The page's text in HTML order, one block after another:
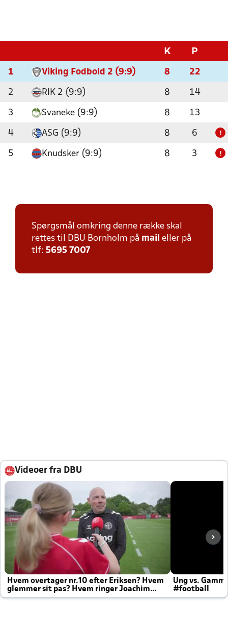
K P
1 Viking Fodbold 2 (9:9) 8 22
2 RIK 2 (9:9) 8 14
3 Svaneke (9:9) 8 13
4 ASG (9:9) 8 6 !
5 Knudsker (9:9) 8 3 !
Spørgsmål omkring denne række skal
rettes til DBU Bornholm på mail eller på
tlf: 5695 7007
Videoer fra DBU
Hvem overtager nr.10 efter Eriksen? Hvem
glemmer sit pas? Hvem ringer Joachim
altid til efter kampe?
Ung vs.
#football